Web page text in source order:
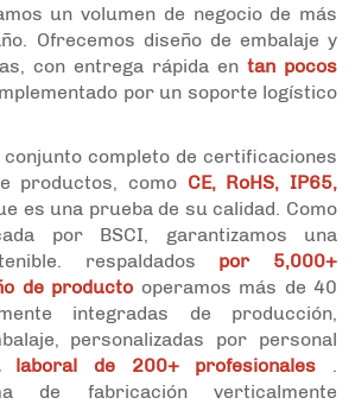
un volumen de negocio de más
Ofrecemos diseño de embalaje y
con entrega rápida en tan pocos
por un soporte logístico
conjunto completo de certificaciones
productos, como CE, RoHS, IP65,
es una prueba de su calidad. Como
por BSCI, garantizamos una
respaldados por 5,000+
de producto operamos más de 40
integradas de producción,
personalizadas por personal
laboral de 200+ profesionales
de fabricación verticalmente